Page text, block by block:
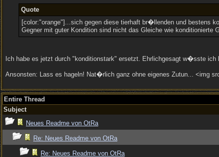
Quote
[color:"orange"]...sich gegen diese tierhaft br�llenden und bestens
Gegner mit guter Kondition sind nicht das Gleiche wie konditionierte
Ich habe es jetzt durch "konditionstark" ersetzt. Ehrlichgesagt w�sste
Ansonsten: Lass es hageln! Nat�rlich ganz ohne eigenes Zutun... <img
Entire Thread
Subject
Neues Readme von OtRa
Re: Neues Readme von OtRa
Re: Neues Readme von OtRa